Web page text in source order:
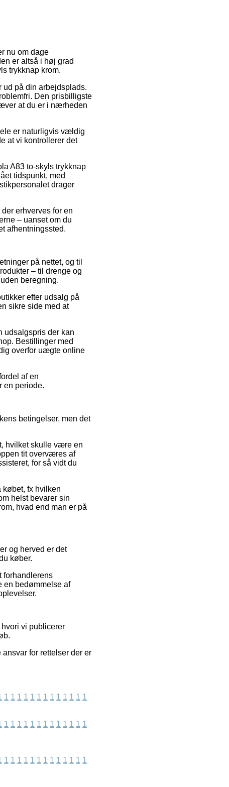
nu om dage
er altså i høj grad
trykknap krom.
på din arbejdsplads.
Den prisbilligste
at du er i nærheden
er naturligvis vældig
at vi kontrollerer det
A83 to-skyls trykknap
tidspunkt, med
drager
erhverves for en
– uanset om du
afhentningssted.
på nettet, og til
– til drenge og
beregning.
efter udsalg på
sikre side med at
udsalgspris der kan
Bestillinger med
overfor uægte online
af en
en periode.
betingelser, men det
hvilket skulle være en
tit overværes af
for så vidt du
købet, fx hvilken
helst bevarer sin
hvad end man er på
og herved er det
køber.
forhandlerens
en bedømmelse af
vi publicerer
for rettelser der er
1 1 1 1 1 1 1 1 1 1 1 1 1
1 1 1 1 1 1 1 1 1 1 1 1 1
1 1 1 1 1 1 1 1 1 1 1 1 1